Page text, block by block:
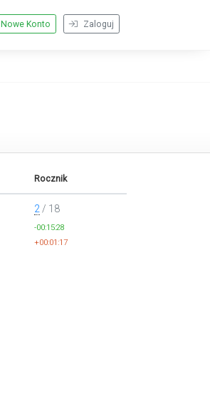
Zaloguj
Nowe Konto
Rocznik
2 / 18
-00:15:28
+00:01:17